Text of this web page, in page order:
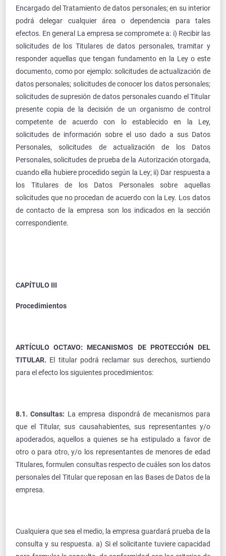
Encargado del Tratamiento de datos personales; en su interior
podrá delegar cualquier área o dependencia para tales
efectos. En general La empresa se compromete a: i) Recibir las
solicitudes de los Titulares de datos personales, tramitar y
responder aquellas que tengan fundamento en la Ley o este
documento, como por ejemplo: solicitudes de actualización de
datos personales; solicitudes de conocer los datos personales;
solicitudes de supresión de datos personales cuando el Titular
presente copia de la decisión de un organismo de control
competente de acuerdo con lo establecido en la Ley,
solicitudes de información sobre el uso dado a sus Datos
Personales, solicitudes de actualización de los Datos
Personales, solicitudes de prueba de la Autorización otorgada,
cuando ella hubiere procedido según la Ley; ii) Dar respuesta a
los Titulares de los Datos Personales sobre aquellas
solicitudes que no procedan de acuerdo con la Ley. Los datos
de contacto de la empresa son los indicados en la sección
correspondiente.
CAPÍTULO III
Procedimientos
ARTÍCULO OCTAVO: MECANISMOS DE PROTECCIÓN DEL
TITULAR. El titular podrá reclamar sus derechos, surtiendo
para el efecto los siguientes procedimientos:
8.1. Consultas: La empresa dispondrá de mecanismos para
que el Titular, sus causahabientes, sus representantes y/o
apoderados, aquellos a quienes se ha estipulado a favor de
otro o para otro, y/o los representantes de menores de edad
Titulares, formulen consultas respecto de cuáles son los datos
personales del Titular que reposan en las Bases de Datos de la
empresa.
Cualquiera que sea el medio, la empresa guardará prueba de la
consulta y su respuesta. a) Si el solicitante tuviere capacidad